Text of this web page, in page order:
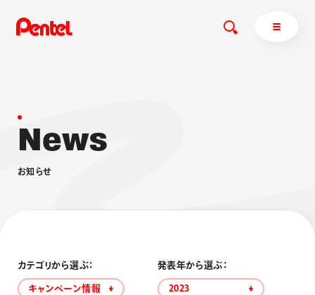
商品を探す
採用情報
News
お知 らせ
カテゴリから選ぶ：
キャンペーン情報
発表年から選ぶ：
2023